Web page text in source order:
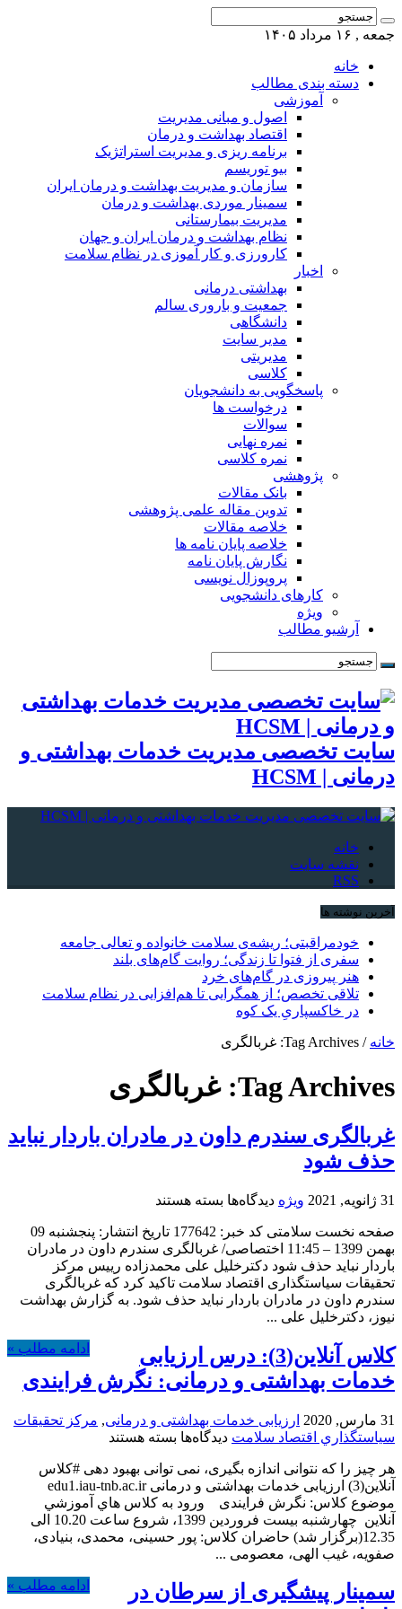
جمعه , ۱۶ مرداد ۱۴۰۵
خانه
دسته بندی مطالب
آموزشی
اصول و مبانی مدیریت
اقتصاد بهداشت و درمان
برنامه ریزی و مدیریت استراتژیک
بیو توریسم
سازمان و مدیریت بهداشت و درمان ایران
سمینار موردی بهداشت و درمان
مدیریت بیمارستانی
نظام بهداشت و درمان ایران و جهان
کارورزی و کار آموزی در نظام سلامت
اخبار
بهداشتی درمانی
جمعیت و باروری سالم
دانشگاهی
مدیر سایت
مدیریتی
کلاسی
پاسخگویی به دانشجویان
درخواست ها
سوالات
نمره نهایی
نمره کلاسی
پژوهشی
بانک مقالات
تدوین مقاله علمی پژوهشی
خلاصه مقالات
خلاصه پایان نامه ها
نگارش پایان نامه
پروپوزال نویسی
کارهای دانشجویی
ویژه
آرشیو مطالب
سایت تخصصی مدیریت خدمات بهداشتی و
درمانی | HCSM
خانه
نقشه سایت
RSS
آخرین نوشته ها
خودمراقبتی؛ ریشه‌ی سلامت خانواده و تعالی جامعه
سفری از فتوا تا زندگی؛ روایت گام‌های بلند
هنر پیروزی در گام‌های خرد
تلاقی تخصص؛ از همگرایی تا هم‌افزایی در نظام سلامت
در خاکسپاریِ یک کوه
خانه / Tag Archives: غربالگری
Tag Archives: غربالگری
غربالگری سندرم داون در مادران باردار نباید
حذف شود
31 ژانویه, 2021 ویژه دیدگاه‌ها برای
سندرم
داون
در
مادران
باردار
شود
بسته هستند
صفحه نخست سلامتی کد خبر: 177642 تاریخ انتشار: پنجشنبه 09
بهمن 1399 – 11:45 اختصاصی/ غربالگری سندرم داون در مادران
باردار نباید حذف شود دکترخلیل علی محمدزاده رییس مرکز
تحقیقات سیاستگذاری اقتصاد سلامت تاکید کرد که غربالگری
سندرم داون در مادران باردار نباید حذف شود. به گزارش بهداشت
نیوز، دکترخلیل علی ...
ادامه مطلب »
کلاس آنلاین(3): درس ارزیابی
خدمات بهداشتی و درمانی: نگرش فرایندی
31 مارس, 2020 ارزیابی خدمات بهداشتی و درمانی, مركز تحقيقات
سياستگذاري اقتصاد سلامت دیدگاه‌ها برای
آنلاین(3):
درس
ارزیابی
خدمات
بهداشتی
نگرش
بسته هستند
هر چیز را که نتوانی اندازه بگیری، نمی توانی بهبود دهی #کلاس
آنلاین(3) ارزیابی خدمات بهداشتی و درمانی edu1.iau-tnb.ac.ir
موضوع کلاس: نگرش فرایندی ورود به كلاس هاي آموزشي
آنلاين چهارشنبه بیست فروردین 1399، شروع ساعت 10.20 الی
12.35(برگزار شد) حاضران کلاس: پور حسینی، محمدی، بنیادی،
صفویه، غیب الهی، معصومی ...
ادامه مطلب »
سمینار پیشگیری از سرطان در